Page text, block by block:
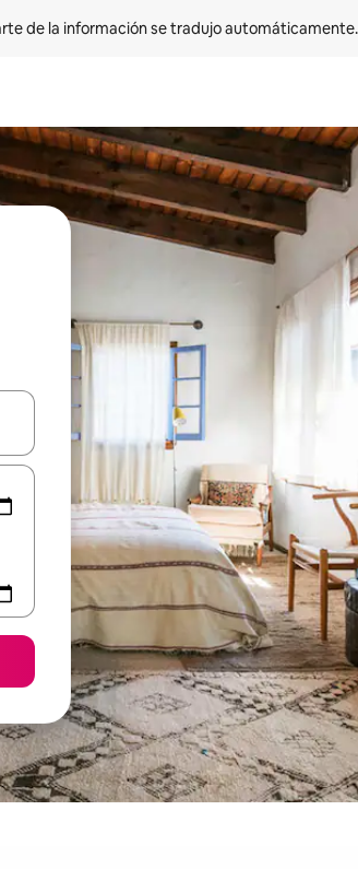
de la información se tradujo automáticamente.
las teclas de flecha hacia arriba y hacia